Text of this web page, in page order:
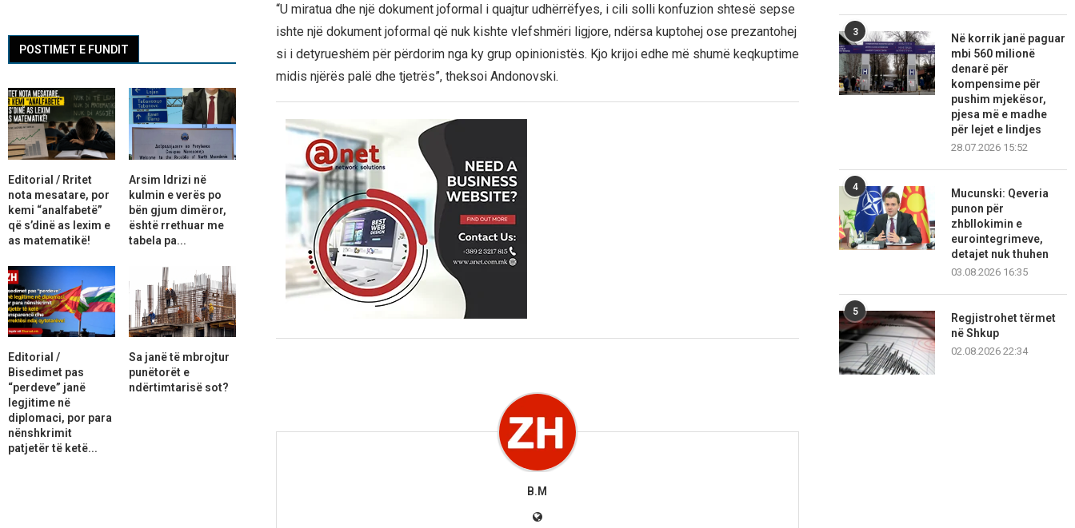
“U miratua dhe një dokument joformal i quajtur udhërrëfyes, i cili solli konfuzion shtesë sepse
ishte një dokument joformal që nuk kishte vlefshmëri ligjore, ndërsa kuptohej ose prezantohej
si i detyrueshëm për përdorim nga ky grup opinionistës. Kjo krijoi edhe më shumë keqkuptime
midis njërës palë dhe tjetrës”, theksoi Andonovski.
B.M
3
Në korrik janë paguar
mbi 560 milionë
denarë për
kompensime për
pushim mjekësor,
pjesa më e madhe
për lejet e lindjes
28.07.2026 15:52
4
Mucunski: Qeveria
punon për
zhbllokimin e
eurointegrimeve,
detajet nuk thuhen
03.08.2026 16:35
5
Regjistrohet tërmet
në Shkup
02.08.2026 22:34
POSTIMET E FUNDIT
Editorial / Rritet
nota mesatare, por
kemi “analfabetë”
që s’dinë as lexim e
as matematikë!
Arsim Idrizi në
kulmin e verës po
bën gjum dimëror,
është rrethuar me
tabela pa...
Editorial /
Bisedimet pas
“perdeve” janë
legjitime në
diplomaci, por para
nënshkrimit
patjetër të ketë...
Sa janë të mbrojtur
punëtorët e
ndërtimtarisë sot?